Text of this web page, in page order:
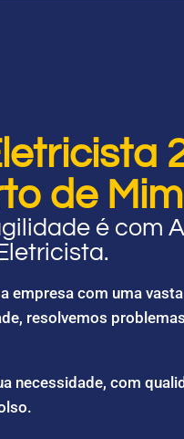
de Mim
é com
empresa com uma
resolvemos
necessidade, com